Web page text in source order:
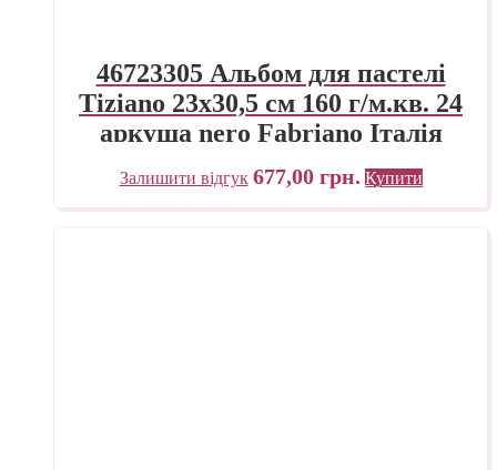
46723305 Альбом для пастелі
Tiziano 23х30,5 см 160 г/м.кв. 24
аркуша nero Fabriano Італія
Залишити відгук 677,00 грн. Купити